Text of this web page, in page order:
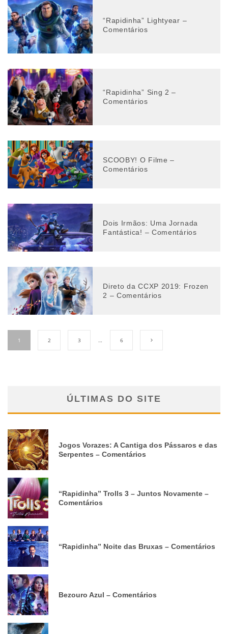
“Rapidinha” Lightyear –
Comentários
“Rapidinha” Sing 2 –
Comentários
SCOOBY! O Filme –
Comentários
Dois Irmãos: Uma Jornada
Fantástica! – Comentários
Direto da CCXP 2019: Frozen
2 – Comentários
1 2 3 … 6
ÚLTIMAS DO SITE
Jogos Vorazes: A Cantiga dos Pássaros e das
Serpentes – Comentários
“Rapidinha” Trolls 3 – Juntos Novamente –
Comentários
“Rapidinha” Noite das Bruxas – Comentários
Bezouro Azul – Comentários